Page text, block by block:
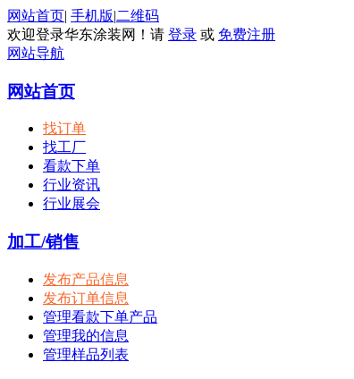
网站首页| 手机版|二维码
欢迎登录华东涂装网！请 登录 或 免费注册
网站导航
网站首页
找订单
找工厂
看款下单
行业资讯
行业展会
加工/销售
发布产品信息
发布订单信息
管理看款下单产品
管理我的信息
管理样品列表